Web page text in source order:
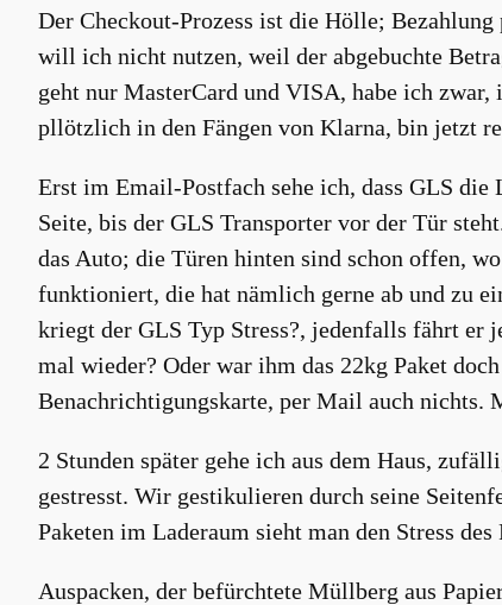
Der Checkout-Prozess ist die Hölle; Bezahlung
will ich nicht nutzen, weil der abgebuchte
geht nur MasterCard und VISA, habe ich
pllötzlich in den Fängen von Klarna, bin jetzt
Erst im Email-Postfach sehe ich, dass GLS
Seite, bis der GLS Transporter vor der Tür
das Auto; die Türen hinten sind schon offen,
funktioniert, die hat nämlich gerne ab und zu
kriegt der GLS Typ Stress?, jedenfalls fährt er
mal wieder? Oder war ihm das 22kg Paket
Benachrichtigungskarte, per Mail auch nichts.
2 Stunden später gehe ich aus dem Haus,
gestresst. Wir gestikulieren durch seine
Paketen im Laderaum sieht man den Stress
Auspacken, der befürchtete Müllberg aus